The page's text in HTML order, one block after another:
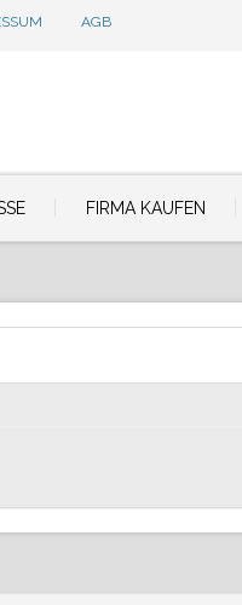
AGB
FIRMA KAUFEN